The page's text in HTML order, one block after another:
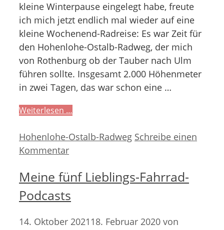
kleine Winterpause eingelegt habe, freute
ich mich jetzt endlich mal wieder auf eine
kleine Wochenend-Radreise: Es war Zeit für
den Hohenlohe-Ostalb-Radweg, der mich
von Rothenburg ob der Tauber nach Ulm
führen sollte. Insgesamt 2.000 Höhenmeter
in zwei Tagen, das war schon eine …
Weiterlesen …
Kategorien
Hohenlohe-Ostalb-Radweg Schreibe einen
Kommentar
Meine fünf Lieblings-Fahrrad-
Podcasts
14. Oktober 2021 18. Februar 2020 von